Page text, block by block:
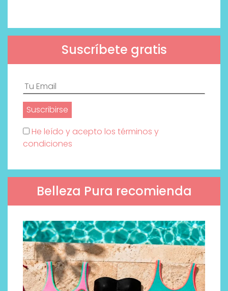
Suscríbete gratis
He leído y acepto los términos y
condiciones
Belleza Pura recomienda